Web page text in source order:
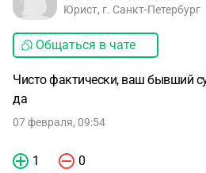
Юрист, г. Санкт-Петербург
Общаться в чате
Чисто фактически, ваш бывший
да
07 февраля, 09:54
1 0